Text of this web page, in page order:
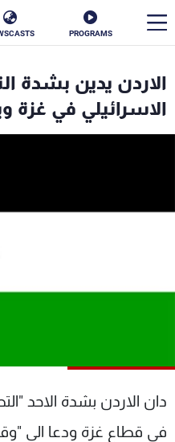
PROGRAMS
الاردن يدين بشدة
الاسرائيلي في غزة
دان الاردن بشدة الاحد
في قطاع غزة ودعا الى
الأخبار
الترددات